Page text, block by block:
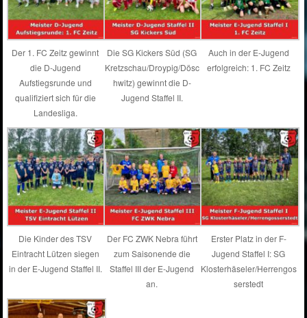
Der 1. FC Zeitz gewinnt
die D-Jugend
Aufstiegsrunde und
qualifiziert sich für die
Landesliga.
Die SG Kickers Süd (SG
Kretzschau/Droypig/Dösc
hwitz) gewinnt die D-
Jugend Staffel II.
Auch in der E-Jugend
erfolgreich: 1. FC Zeitz
Die Kinder des TSV
Eintracht Lützen siegen
in der E-Jugend Staffel II.
Der FC ZWK Nebra führt
zum Saisonende die
Staffel III der E-Jugend
an.
Erster Platz in der F-
Jugend Staffel I: SG
Klosterhäseler/Herrengos
serstedt